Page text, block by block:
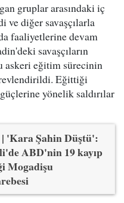
gruplar arasındaki iç
ve diğer savaşçılarla
faaliyetlerine devam
savaşçıların
askeri eğitim sürecinin
Eğittiği
yönelik saldırılar
'Kara Şahin Düştü':
ABD'nin 19 kayıp
Mogadişu